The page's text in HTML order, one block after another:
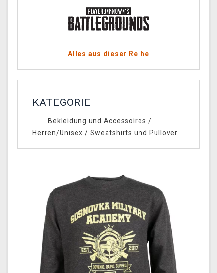
Alles aus dieser Reihe
KATEGORIE
Bekleidung und Accessoires /
Herren/Unisex / Sweatshirts und Pullover